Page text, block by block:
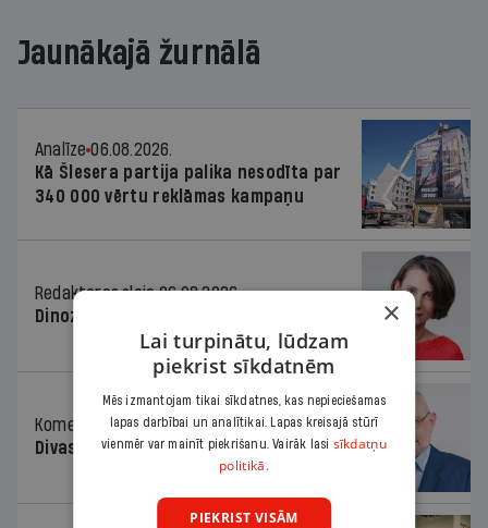
Jaunākajā žurnālā
Analīze 06.08.2026.
Kā Šlesera partija palika nesodīta par
340 000 vērtu reklāmas kampaņu
Redaktores sleja 06.08.2026.
Dinozaura triks
Komentārs 06.08.2026.
Divas koalīcijas
×
Lai turpinātu, lūdzam
piekrist sīkdatnēm
Mēs izmantojam tikai sīkdatnes, kas nepieciešamas
lapas darbībai un analītikai. Lapas kreisajā stūrī
vienmēr var mainīt piekrišanu. Vairāk lasi sīkdatņu
politikā.
PIEKRIST VISĀM